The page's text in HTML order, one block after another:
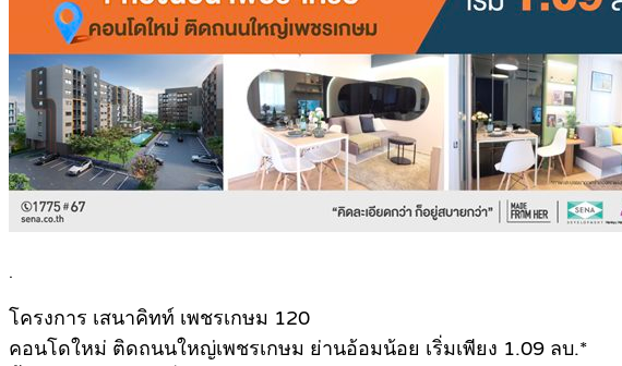
.
โครงการ เสนาคิทท์ เพชรเกษม 120
คอนโดใหม่ ติดถนนใหญ่เพชรเกษม ย่านอ้อมน้อย เริ่มเพียง 1.09 ลบ.*